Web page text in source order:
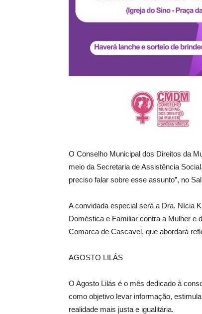
O Conselho Municipal dos Direitos da
meio da Secretaria de Assistência
preciso falar sobre esse assunto”, no
A convidada especial será a Dra. Nícia
Doméstica e Familiar contra a Mulher e
Comarca de Cascavel, que abordará
AGOSTO LILÁS
O Agosto Lilás é o mês dedicado à
como objetivo levar informação,
realidade mais justa e igualitária.